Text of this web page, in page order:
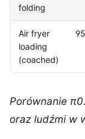
folding
Air fryer
loading
(coached)
Porównanie
oraz ludźmi w